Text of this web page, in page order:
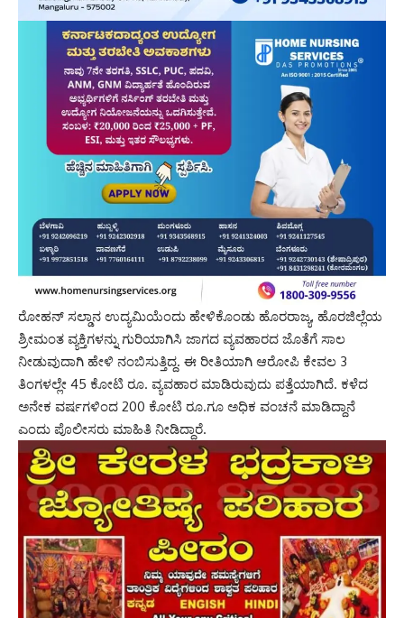
ರೋಹನ್ ಸಲ್ಡಾನ ಉದ್ಯಮಿಯೆಂದು ಹೇಳಿಕೊಂಡು ಹೊರರಾಜ್ಯ, ಹೊರಜಿಲ್ಲೆಯ
ಶ್ರೀಮಂತ ವ್ಯಕ್ತಿಗಳನ್ನು ಗುರಿಯಾಗಿಸಿ ಜಾಗದ ವ್ಯವಹಾರದ ಜೊತೆಗೆ ಸಾಲ
ನೀಡುವುದಾಗಿ ಹೇಳಿ ನಂಬಿಸುತ್ತಿದ್ದ. ಈ ರೀತಿಯಾಗಿ ಆರೋಪಿ ಕೇವಲ 3
ತಿಂಗಳಲ್ಲೇ 45 ಕೋಟಿ ರೂ. ವ್ಯವಹಾರ ಮಾಡಿರುವುದು ಪತ್ತೆಯಾಗಿದೆ. ಕಳೆದ
ಅನೇಕ ವರ್ಷಗಳಿಂದ 200 ಕೋಟಿ ರೂ.ಗೂ ಅಧಿಕ ವಂಚನೆ ಮಾಡಿದ್ದಾನೆ
ಎಂದು ಪೊಲೀಸರು ಮಾಹಿತಿ ನೀಡಿದ್ದಾರೆ.